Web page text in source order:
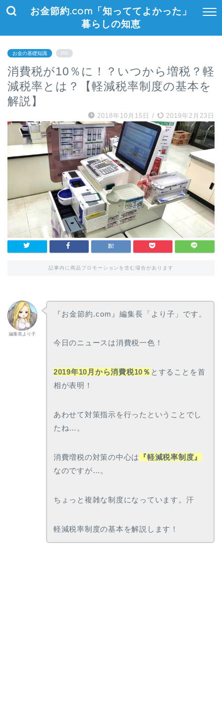
お金節約.com「知っててよかった」
暮らしの知恵
お金の基礎知識 PR
消費税が10％に！？いつから増税？軽
減税率とは？【軽減税率制度の基本を
解説】
2018年10月15日 / 2019年2月23日
記事内に商品プロモーションを含む場合があります
編集長より子
『お金節約.com』編集長「より子」です。
今日のニュースは消費税一色！
2019年10月から消費税10％ とすることを首
相が表明！
あわせて対策指示を行ったということでし
たね…。
消費増税の対策の中心は
『軽減税率制度』
なのですが…。
ちょっと複雑な制度になっています。汗
軽減税率制度の基本を解説します！